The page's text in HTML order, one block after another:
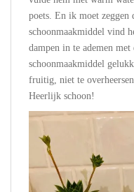
poets. En ik moet
schoonmaakmiddel vind
dampen in te ademen
schoonmaakmiddel
fruitig, niet te
Heerlijk schoon!